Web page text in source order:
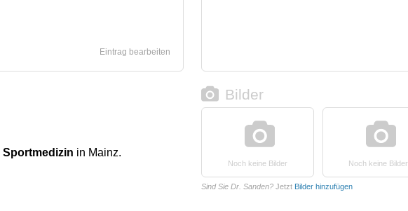
Eintrag bearbeiten
Sportmedizin in Mainz.
Bilder
Noch keine Bilder Noch keine Bilder
Sind Sie Dr. Sanden? Jetzt Bilder hinzufügen